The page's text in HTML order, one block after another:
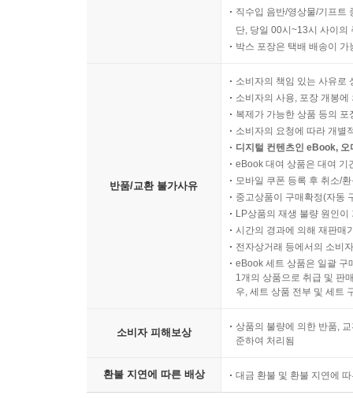
직수입 음반/영상물/기프트
단, 당일 00시~13시 사이의
박스 포장은 택배 배송이
반품/교환 불가사유
소비자의 책임 있는 사유로
소비자의 사용, 포장 개봉
복제가 가능한 상품 등의
소비자의 요청에 따라 개별
디지털 컨텐츠인 eBook,
eBook 대여 상품은 대여 기
모바일 쿠폰 등록 후 취소/
중고상품이 구매확정(자동
LP상품의 재생 불량 원인
시간의 경과에 의해 재판매
전자상거래 등에서의 소비
eBook 세트 상품은 일괄 구
1개의 상품으로 취급 및 판
우, 세트 상품 전부 및 세트
소비자 피해보상
상품의 불량에 의한 반품,
준하여 처리됨
환불 지연에 따른 배상 대금 환불 및 환불 지연에